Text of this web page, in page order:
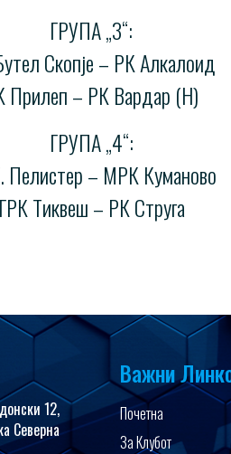
ГРУПА „3“:
Скопје – РК Алкалоид
Прилеп – РК Вардар (Н)
ГРУПА „4“:
Пелистер – МРК Куманово
ГРК Тиквеш – РК Струга
12,
Северна
Важни
Почетна
За Клубот